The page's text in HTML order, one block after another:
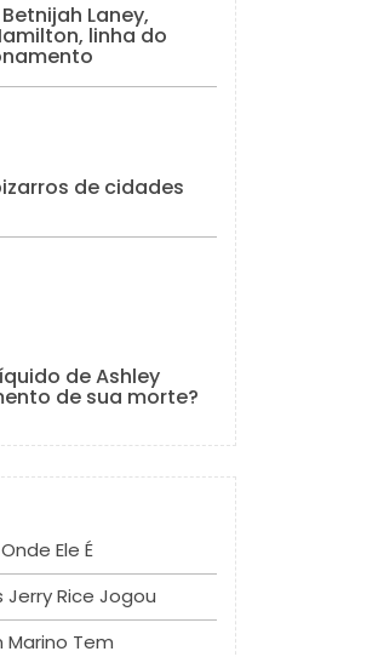
Laney,
linha do
de cidades
de Ashley
de sua morte?
Ele É
Rice Jogou
Marino Tem